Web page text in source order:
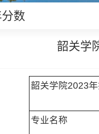
数
韶关学
韶关学院2023
专业名称